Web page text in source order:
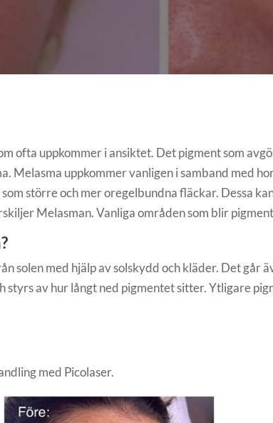
ofta uppkommer i ansiktet. Det pigment som
Melasma uppkommer vanligen i samband med
större och mer oregelbundna fläckar. Dessa
Melasman. Vanliga områden som blir
solen med hjälp av solskydd och kläder. Det går
styrs av hur långt ned pigmentet sitter. Ytligare
med Picolaser.